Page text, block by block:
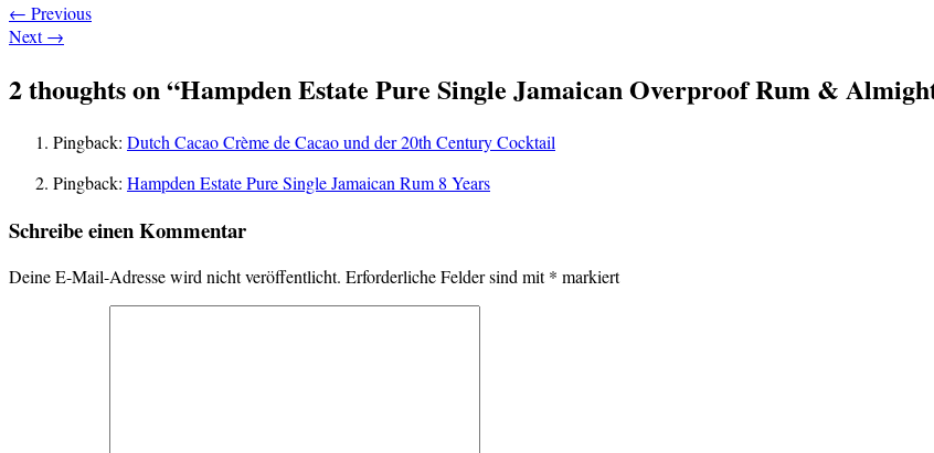
← Previous
Next→
2 thoughts on “Hampden Estate Pure Single Jamaican Overproof Rum &
Pingback: Dutch Cacao Crème de Cacao und der 20th Century Cocktail
Pingback: Hampden Estate Pure Single Jamaican Rum 8 Years
Schreibe einen Kommentar
Deine E-Mail-Adresse wird nicht veröffentlicht. Erforderliche Felder sind mit* markiert